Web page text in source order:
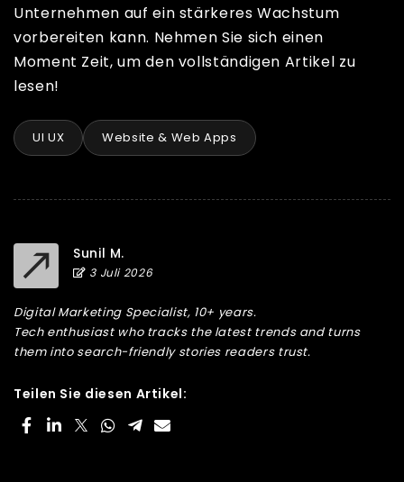
Unternehmen auf ein stärkeres Wachstum
vorbereiten kann. Nehmen Sie sich einen
Moment Zeit, um den vollständigen Artikel zu
lesen!
UI UX Website & Web Apps
Sunil M.
3 Juli 2026
Digital Marketing Specialist, 10+ years.
Tech enthusiast who tracks the latest trends and turns
them into search-friendly stories readers trust.
Teilen Sie diesen Artikel: